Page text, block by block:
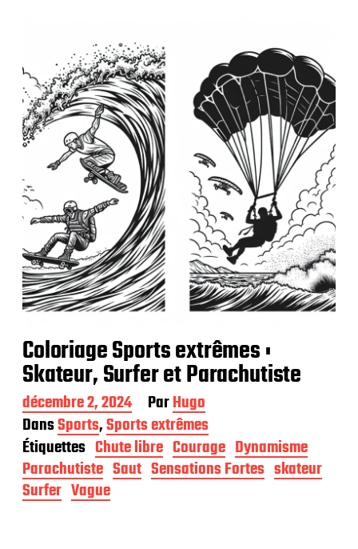
i
c
a
t
i
o
Coloriage Sports extrêmes :
Skateur, Surfer et Parachutiste
D
a
t
e
d
e
p
décembre 2, 2024 ParHugo
DansSports,Sports extrêmes
Étiquettes Chute libre Courage Dynamisme
Parachutiste Saut Sensations Fortes skateur
Surfer Vague